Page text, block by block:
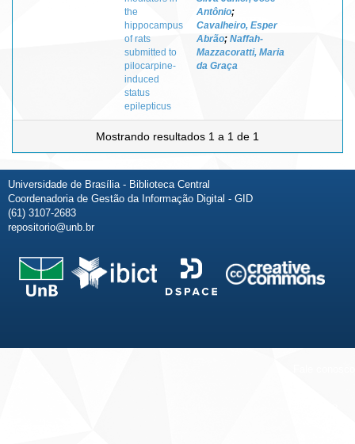
the
hippocampus
of rats
submitted to
pilocarpine-
induced
status
epilepticus
Antônio;
Cavalheiro, Esper
Abrão; Naffah-
Mazzacoratti, Maria
da Graça
Mostrando resultados 1 a 1 de 1
Universidade de Brasília - Biblioteca Central
Coordenadoria de Gestão da Informação Digital - GID
(61) 3107-2683
repositorio@unb.br